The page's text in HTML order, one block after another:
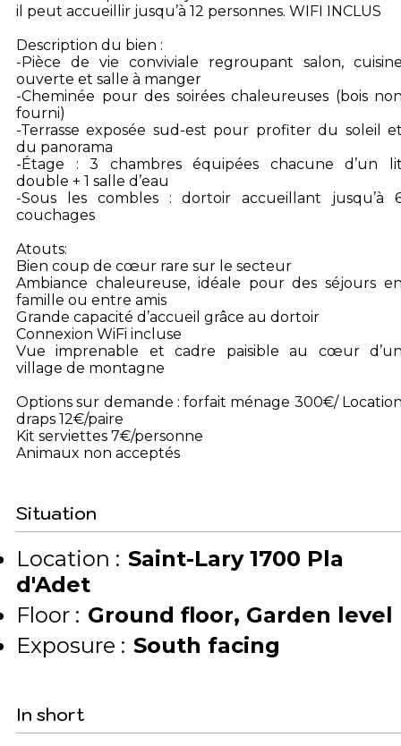
il peut accueillir jusqu’à 12 personnes. WIFI INCLUS
Description du bien :
-Pièce de vie conviviale regroupant salon,
ouverte et salle à manger
-Cheminée pour des soirées chaleureuses (bois
fourni)
-Terrasse exposée sud-est pour profiter du soleil
du panorama
-Étage : 3 chambres équipées chacune d’un
double + 1 salle d’eau
-Sous les combles : dortoir accueillant jusqu’à
couchages
Atouts:
Bien coup de cœur rare sur le secteur
Ambiance chaleureuse, idéale pour des séjours
famille ou entre amis
Grande capacité d’accueil grâce au dortoir
Connexion WiFi incluse
Vue imprenable et cadre paisible au cœur
village de montagne
Options sur demande : forfait ménage 300€/
draps 12€/paire
Kit serviettes 7€/personne
Animaux non acceptés
Situation
Location : Saint-Lary 1700 Pla
d'Adet
Floor : Ground floor Garden level
Exposure : South facing
In short